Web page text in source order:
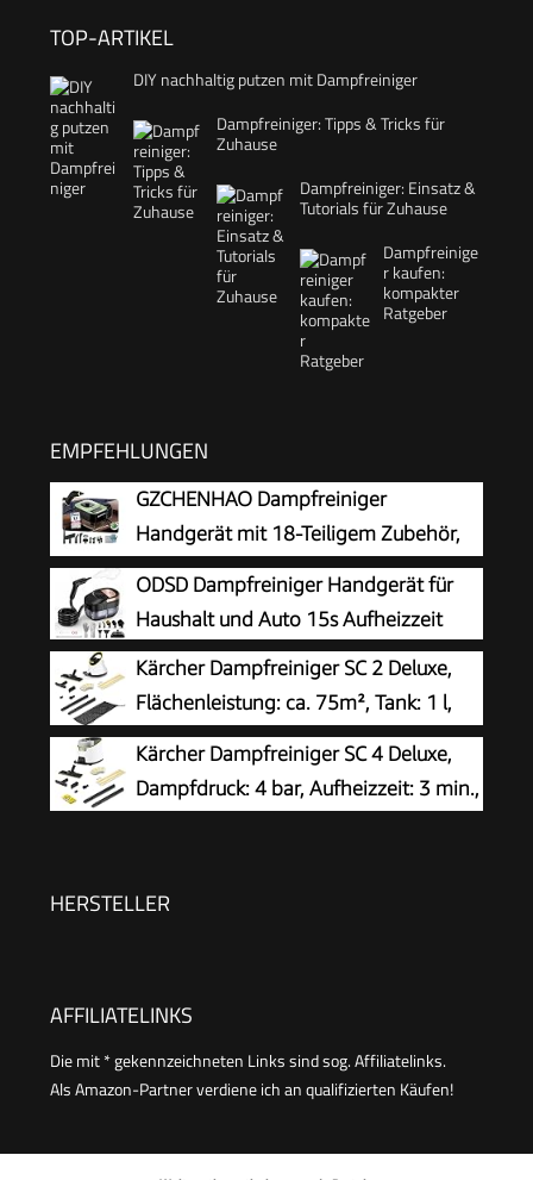
TOP-ARTIKEL
DIY nachhaltig putzen mit Dampfreiniger
Dampfreiniger: Tipps & Tricks für
Zuhause
Dampfreiniger: Einsatz &
Tutorials für Zuhause
Dampfreinige
r kaufen:
kompakter
Ratgeber
EMPFEHLUNGEN
GZCHENHAO Dampfreiniger
Handgerät mit 18-Teiligem Zubehör,
2500W & 9s Turbo-Dampf mit 5 BAR
Druck – 99,99% Reinigung & 100%
Natürlich,Steam Cleaner für Boden, Küche, Bad,
Fenster, Polster & Auto
ODSD Dampfreiniger Handgerät für
Haushalt und Auto 15s Aufheizzeit
Kärcher Dampfreiniger SC 2 Deluxe,
Flächenleistung: ca. 75m², Tank: 1 l,
Dampfdruck: max. 3,2 bar, Aufheizzeit:
6,5 min., Heizleistung: 1.500 W, mit
Bodenreinigungsset EasyFix und 3 Düsen,Single
Kärcher Dampfreiniger SC 4 Deluxe,
Dampfdruck: 4 bar, Aufheizzeit: 3 min.,
Mikrofaser-Überzug und Bürsten, Weiß
HERSTELLER
AFFILIATELINKS
Die mit * gekennzeichneten Links sind sog. Affiliatelinks.
Als Amazon-Partner verdiene ich an qualifizierten Käufen!